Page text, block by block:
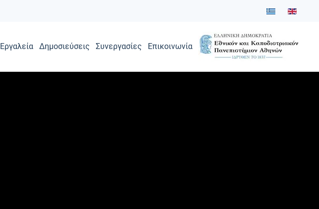
Εργαλεία Δημοσιεύσεις Συνεργασίες Επικοινωνία